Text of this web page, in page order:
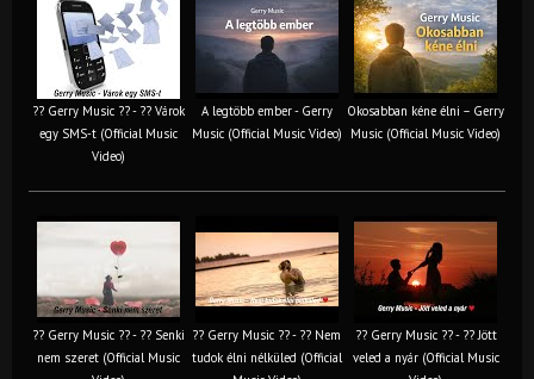
?? Gerry Music ?? - ?? Várok
egy SMS-t (Official Music
Video)
A legtöbb ember - Gerry
Music (Official Music Video)
Okosabban kéne élni – Gerry
Music (Official Music Video)
?? Gerry Music ?? - ?? Senki
nem szeret (Official Music
?? Gerry Music ?? - ?? Nem
tudok élni nélküled (Official
?? Gerry Music ?? - ?? Jött
veled a nyár (Official Music